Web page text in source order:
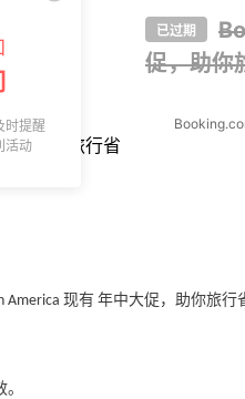
已过期
促，助你
America 现有 年中大促，助你旅
时提醒
活动